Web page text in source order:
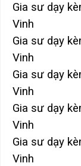
Gia sư dạy
Vinh
Gia sư dạy
Vinh
Gia sư dạy
Vinh
Gia sư dạy
Vinh
Gia sư dạy
Vinh